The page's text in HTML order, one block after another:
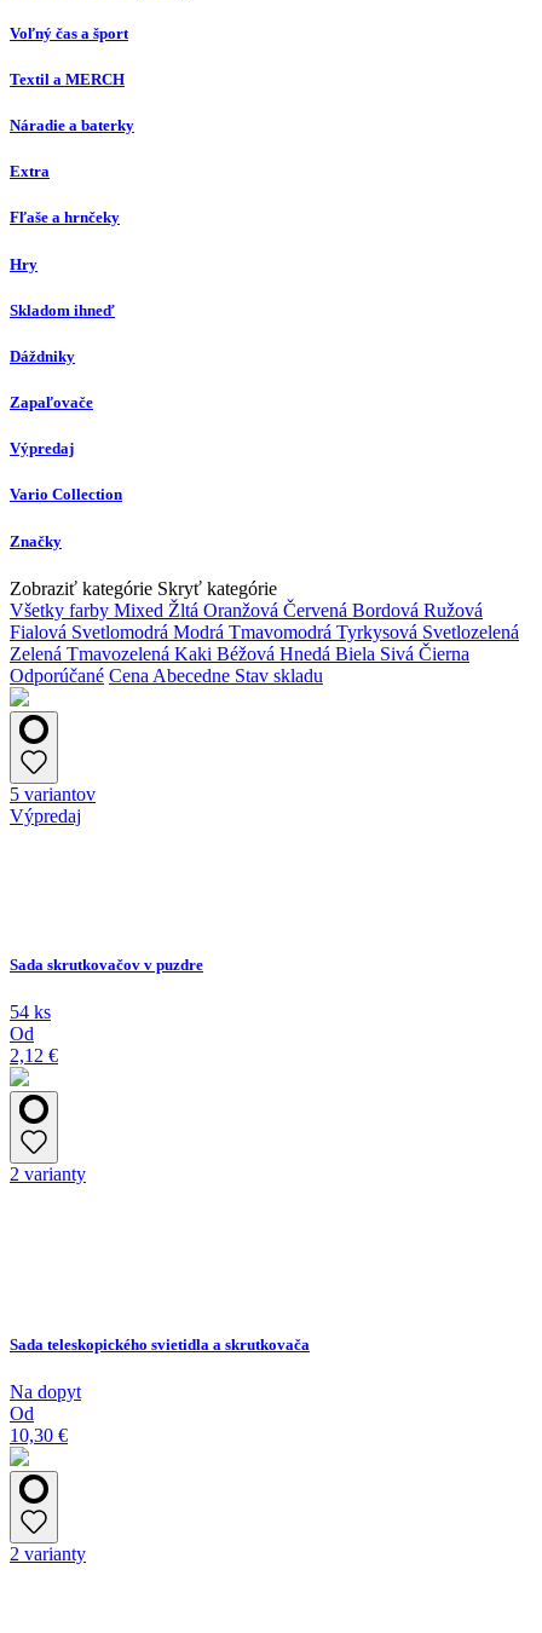
Voľný čas a šport
Textil a MERCH
Náradie a baterky
Extra
Fľaše a hrnčeky
Hry
Skladom ihneď
Dáždniky
Zapaľovače
Výpredaj
Vario Collection
Značky
Zobraziť kategórie Skryť kategórie
Všetky farby Mixed Žltá Oranžová Červená Bordová Ružová
Fialová Svetlomodrá Modrá Tmavomodrá Tyrkysová Svetlozelená
Zelená Tmavozelená Kaki Béžová Hnedá Biela Sivá Čierna
Odporúčané Cena Abecedne Stav skladu
5 variantov
Výpredaj
Sada skrutkovačov v puzdre
54 ks
Od
2,12 €
2 varianty
Sada teleskopického svietidla a skrutkovača
Na dopyt
Od
10,30 €
2 varianty